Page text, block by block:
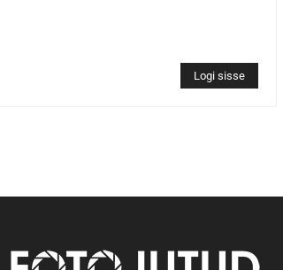
Logi sisse